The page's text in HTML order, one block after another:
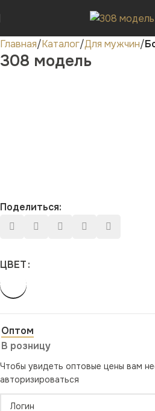
Главная Каталог Для мужчин
308 модель
Поделиться:
ЦВЕТ
Оптом
В розницу
Чтобы увидеть оптовые цены вам
авторизироваться